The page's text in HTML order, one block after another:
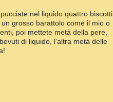
nel liquido quattro biscotti
grosso barattolo come il mio o
poi mettete metà della pere,
di liquido, l'altra metà delle